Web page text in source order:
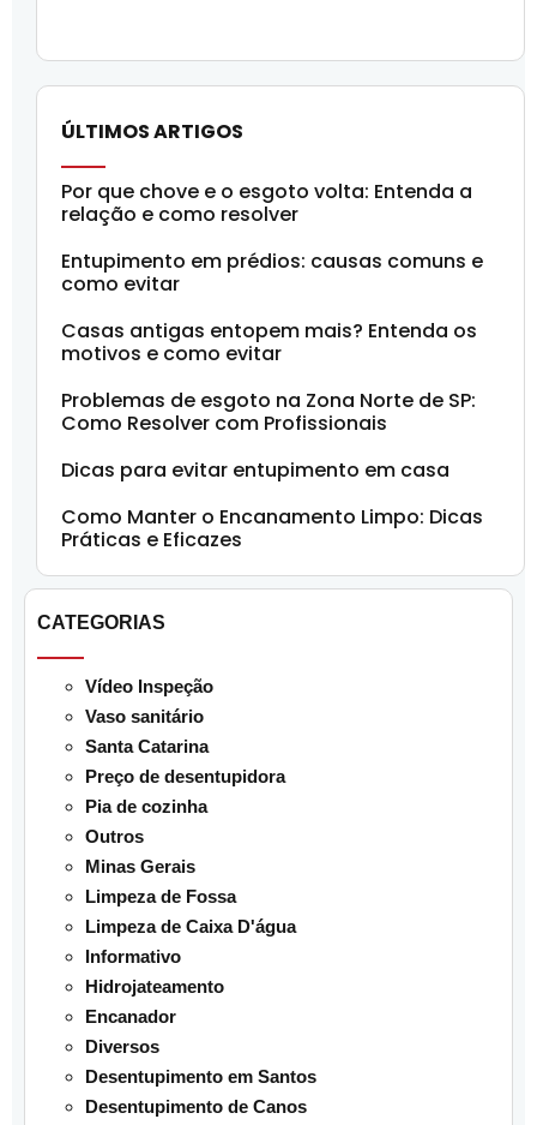
ÚLTIMOS ARTIGOS
Por que chove e o esgoto volta: Entenda a
relação e como resolver
Entupimento em prédios: causas comuns e
como evitar
Casas antigas entopem mais? Entenda os
motivos e como evitar
Problemas de esgoto na Zona Norte de SP:
Como Resolver com Profissionais
Dicas para evitar entupimento em casa
Como Manter o Encanamento Limpo: Dicas
Práticas e Eficazes
CATEGORIAS
Vídeo Inspeção
Vaso sanitário
Santa Catarina
Preço de desentupidora
Pia de cozinha
Outros
Minas Gerais
Limpeza de Fossa
Limpeza de Caixa D'água
Informativo
Hidrojateamento
Encanador
Diversos
Desentupimento em Santos
Desentupimento de Canos